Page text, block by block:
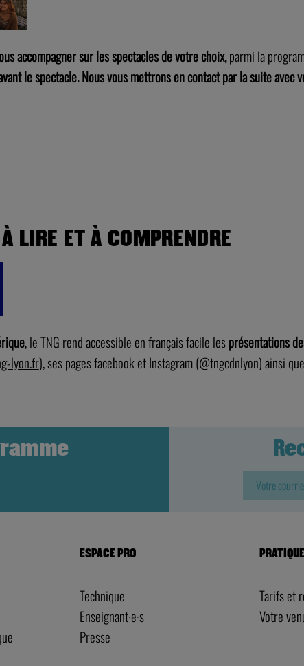
accompagner sur les spectacles de votre choix,parmi la
le spectacle.Nous vous mettrons en contact par la suite avec
LIRE ET À COMPRENDRE
, le TNG rend accessible en français facile lesprésentations
lyon.fr), ses pages facebook et Instagram (@tngcdnlyon) ainsi
ESPACE PRO
Technique
Enseignant·e·s
Presse
PRATIQUE
Tarifs et
Votre